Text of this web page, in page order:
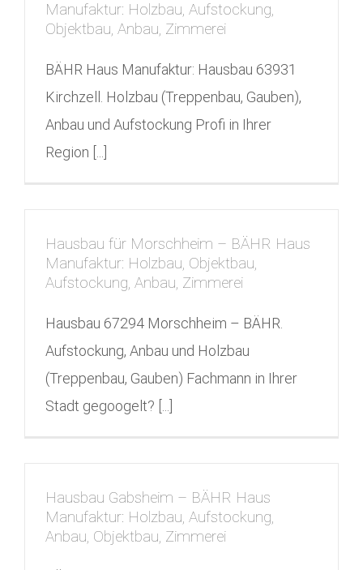
Manufaktur: Holzbau, Aufstockung,
Objektbau, Anbau, Zimmerei
BÄHR Haus Manufaktur: Hausbau 63931
Kirchzell. Holzbau (Treppenbau, Gauben),
Anbau und Aufstockung Profi in Ihrer
Region [...]
Hausbau für Morschheim – BÄHR Haus
Manufaktur: Holzbau, Objektbau,
Aufstockung, Anbau, Zimmerei
Hausbau 67294 Morschheim – BÄHR.
Aufstockung, Anbau und Holzbau
(Treppenbau, Gauben) Fachmann in Ihrer
Stadt gegoogelt? [...]
Hausbau Gabsheim – BÄHR Haus
Manufaktur: Holzbau, Aufstockung,
Anbau, Objektbau, Zimmerei